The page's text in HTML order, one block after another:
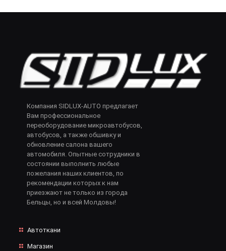
Компания SIDLUX-AUTO предлагает
Вам профессиональное
переоборудование микроавтобусов,
автобусов, а также обшивку и
обновление салона вашего
автомобиля. Опытные сотрудники в
состоянии выполнить любые
пожелания наших клиентов, по
рекомендации которых к нам
приезжают не только из города
Бельцы, но и всей Молдовы!
Автоткани
Магазин